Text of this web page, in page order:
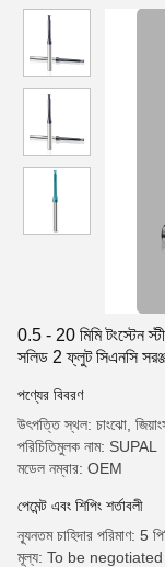
0.5 - 20 মিমি টংস্টেন
সলিড 2 ফ্লুট সিএনসি
পণ্যের বিবরণ
উৎপত্তি স্থল: চাংঝো,
পরিচিতিমুলক নাম: SUPAL
মডেল নম্বার: OEM
পেমেন্ট এবং শিপিং শর্তাবলী
ন্যূনতম চাহিদার পরিমাণ: 5
মূল্য: To be negotiated